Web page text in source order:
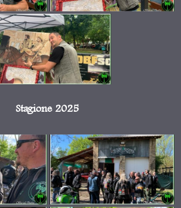
Stagione 2025